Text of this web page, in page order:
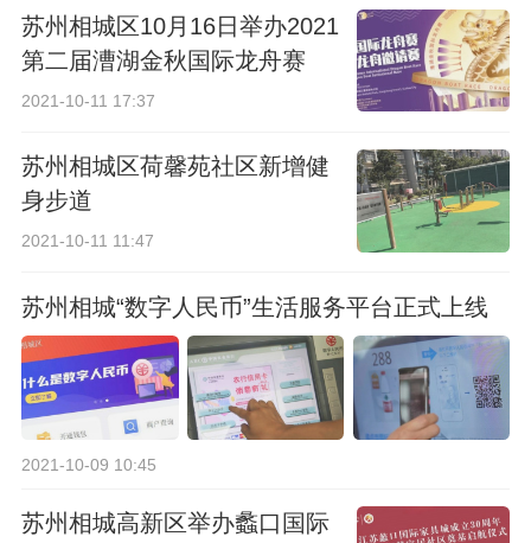
苏州相城区10月16日举办2021
第二届漕湖金秋国际龙舟赛
2021-10-11 17:37
苏州相城区荷馨苑社区新增健
身步道
2021-10-11 11:47
苏州相城“数字人民币”生活服务平台正式上线
2021-10-09 10:45
苏州相城高新区举办蠡口国际